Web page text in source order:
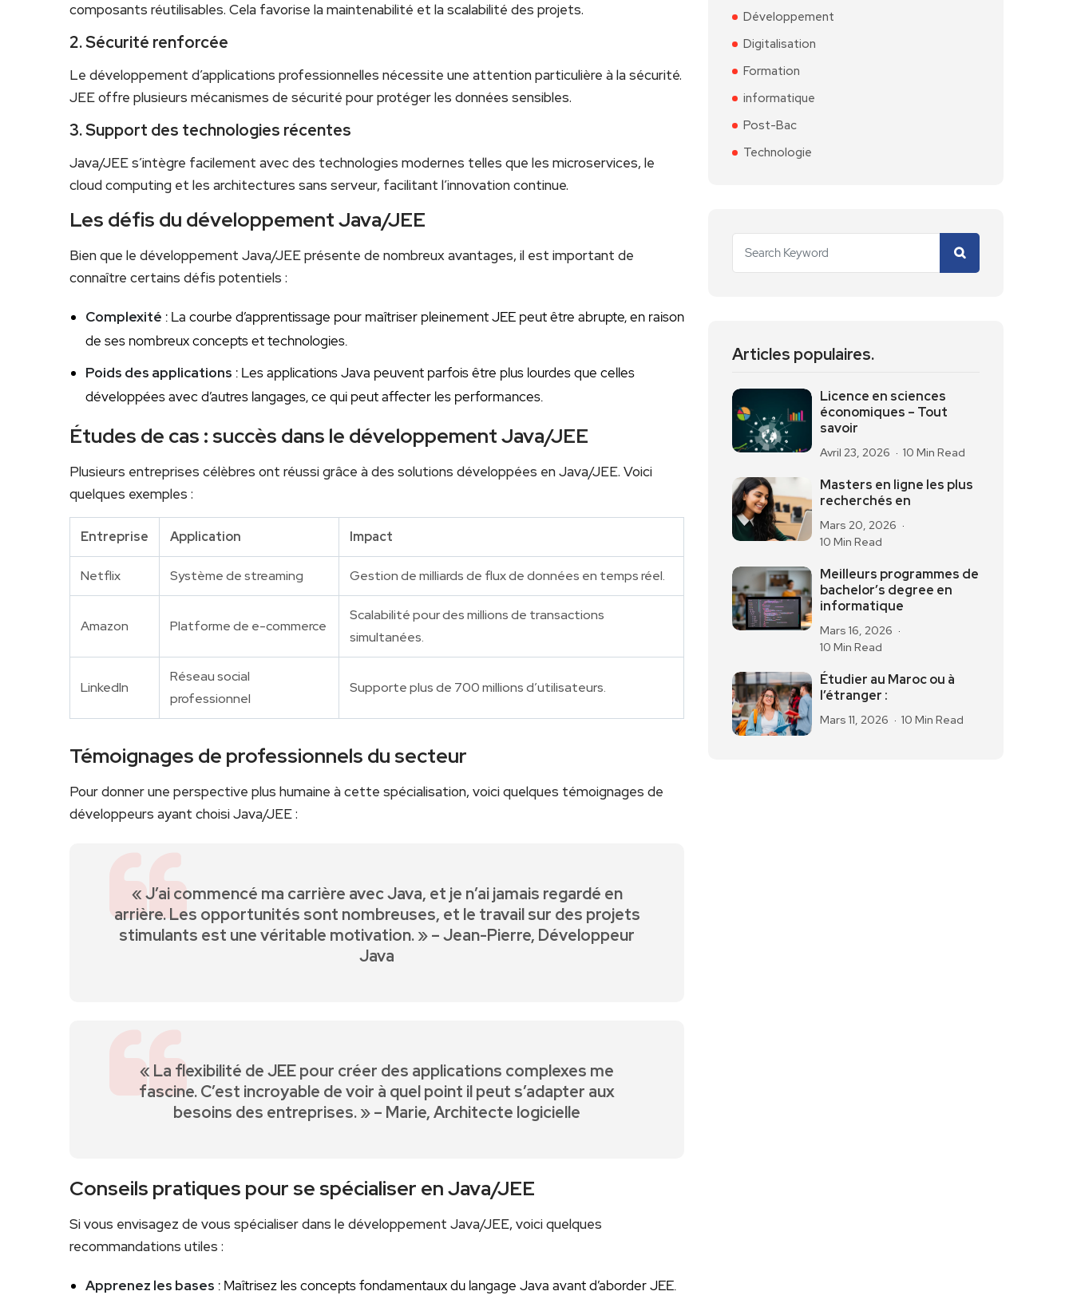
composants​ réutilisables. Cela favorise la⁤ maintenabilité et la scalabilité des​ projets.
2. Sécurité renforcée
Le développement d’applications professionnelles nécessite une attention particulière à la sécurité.
JEE offre plusieurs mécanismes de sécurité pour⁤ protéger​ les données sensibles.
3.⁣ Support des technologies récentes
Java/JEE⁢ s’intègre ‌facilement avec ⁤des technologies modernes ⁤telles que les microservices,⁢ le
cloud ‌computing et les architectures sans serveur, ⁣facilitant l’innovation continue.
Les défis du ​développement​ Java/JEE
Bien que le développement Java/JEE présente de nombreux avantages, il est important de
connaître⁣ certains défis potentiels :
Complexité : La courbe d’apprentissage pour maîtriser pleinement‌ JEE peut être abrupte, ⁤en raison
de ses nombreux ‍concepts et ⁢technologies.
Poids des applications : Les applications Java peuvent parfois être plus lourdes que celles
développées avec d’autres langages, ce qui peut affecter les performances.
Études ⁢de cas : succès dans le développement Java/JEE
Plusieurs entreprises célèbres ont réussi grâce‍ à des solutions développées en Java/JEE. Voici
quelques exemples :
Entreprise Application Impact
Netflix Système ⁣de ​streaming Gestion ⁣de milliards de flux de données en⁣ temps réel.
Amazon Platforme de e-commerce
Scalabilité pour des millions de transactions
simultanées.
LinkedIn
Réseau social
professionnel
Supporte plus de 700 millions d’utilisateurs.
Témoignages de professionnels du secteur
Pour donner une perspective plus humaine à cette spécialisation, ‍voici quelques témoignages de
développeurs ayant‌ choisi Java/JEE :
« J’ai commencé ma carrière avec Java, et je n’ai jamais regardé en
‍arrière. Les ‌opportunités sont nombreuses, et ⁣le travail‍ sur des projets
stimulants est une ⁢véritable ‌motivation. » – Jean-Pierre, Développeur
Java
« La flexibilité de JEE pour créer⁢ des applications complexes me
fascine. C’est incroyable de voir à quel point ​il‍ peut s’adapter⁣ aux
besoins des entreprises. » – Marie, Architecte logicielle
Conseils pratiques⁤ pour se ‌spécialiser ‌en ‌Java/JEE
Si vous envisagez de vous ​spécialiser dans le développement ⁣Java/JEE, voici quelques
recommandations⁢ utiles :
Apprenez les bases : Maîtrisez les concepts fondamentaux du langage Java avant d’aborder JEE.
Développement
Digitalisation
Formation
informatique
Post-Bac
Technologie
Articles populaires.
Licence en sciences
économiques – Tout
savoir
Avril 23, 2026 10 Min Read
Masters en ligne les plus
recherchés en
Mars 20, 2026
10 Min Read
Meilleurs programmes de
bachelor’s degree en
informatique
Mars 16, 2026
10 Min Read
Étudier au Maroc ou à
l’étranger :
Mars 11, 2026 10 Min Read